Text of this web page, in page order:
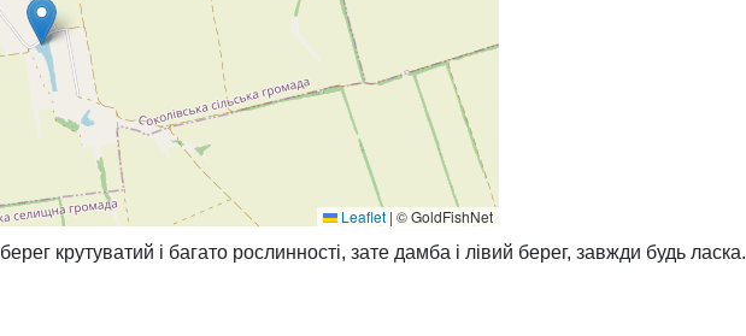
Leaflet | © GoldFishNet
крутуватий і багато рослинності, зате дамба і лівий берег, завжди будь ласка.